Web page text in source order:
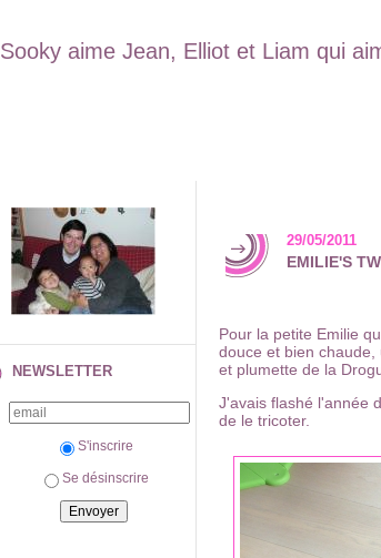
Sooky aime Jean, Elliot et Liam qui
NEWSLETTER
S'inscrire
Se désinscrire
29/05/2011
EMILIE'S
Pour la petite Emilie
douce et bien chaude,
et plumette de la
J'avais flashé l'année
de le tricoter.